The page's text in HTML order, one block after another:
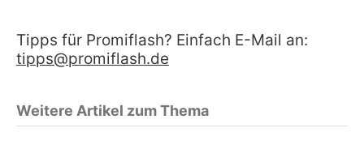
Tipps für Promiflash? Einfach E-Mail an:
tipps@promiflash.de
Weitere Artikel zum Thema